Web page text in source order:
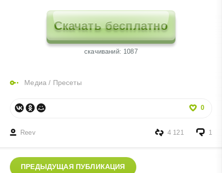
Скачать бесплатно
cкачиваний: 1087
Медиа / Пресеты
0
Reev 1
4 121
ПРЕДЫДУЩАЯ ПУБЛИКАЦИЯ